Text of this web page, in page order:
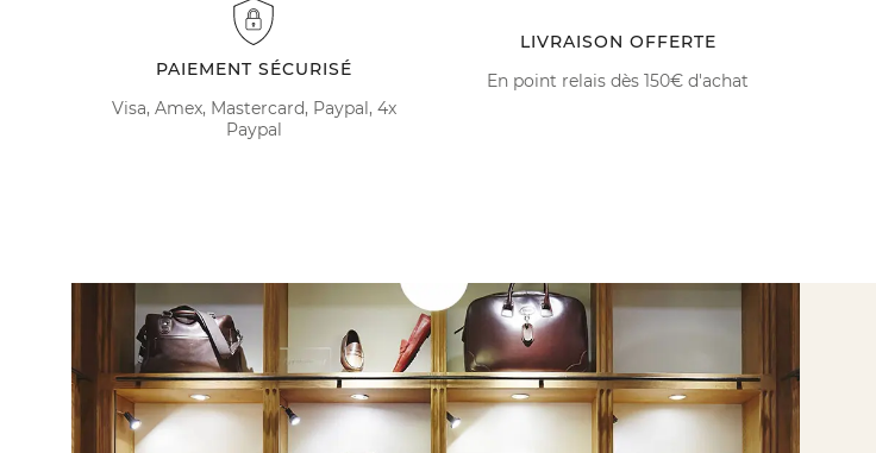
PAIEMENT SÉCURISÉ
Visa, Amex, Mastercard, Paypal, 4x
Paypal
LIVRAISON OFFERTE
En point relais dès 150€ d'achat